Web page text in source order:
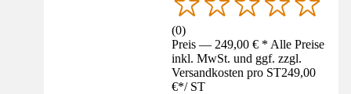
(0)
Preis — 249,00 € * Alle Preise
inkl. MwSt. und ggf. zzgl.
Versandkosten pro ST249,00
€*/ ST